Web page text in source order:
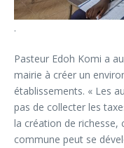
.
Pasteur Edoh Komi a
mairie à créer un
établissements. « Les
pas de collecter les
la création de richesse,
commune peut se